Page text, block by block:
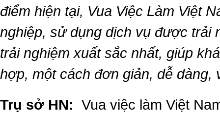
điểm hiện tại, Vua Việc Làm Việt
nghiệp, sử dụng dịch vụ được trải
trải nghiệm xuất sắc nhất, giúp
hợp, một cách đơn giản, dễ dàng,
Trụ sở HN: Vua việc làm Việt